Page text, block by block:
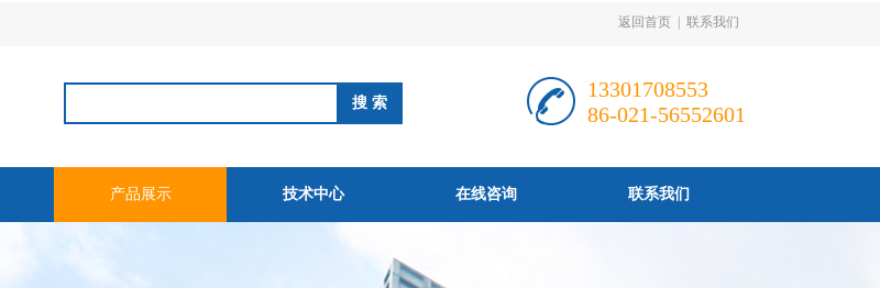
返回首页 联系我们
13301708553
86-021-56552601
产品展示 技术中心 在线咨询 联系我们